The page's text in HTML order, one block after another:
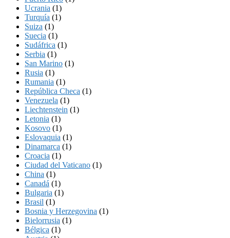
Ucrania (1)
Turquía (1)
Suiza (1)
Suecia (1)
Sudáfrica (1)
Serbia (1)
San Marino (1)
Rusia (1)
Rumania (1)
República Checa (1)
Venezuela (1)
Liechtenstein (1)
Letonia (1)
Kosovo (1)
Eslovaquia (1)
Dinamarca (1)
Croacia (1)
Ciudad del Vaticano (1)
China (1)
Canadá (1)
Bulgaria (1)
Brasil (1)
Bosnia y Herzegovina (1)
Bielorrusia (1)
Bélgica (1)